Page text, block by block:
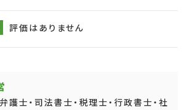
評価はありません
護士・司法書士・税理士・行政書士・社